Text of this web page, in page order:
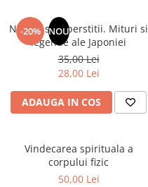
ReConnect
Religie
Crestinism
ScienceConnection
SelfConnect
Vindecare Spirituala
Sanatate
-20% NOU
Natura si superstitii. Mituri si
legende ale Japoniei
35,00 Lei
28,00 Lei
ADAUGA IN COS
Vindecarea spirituala a
corpului fizic
50,00 Lei